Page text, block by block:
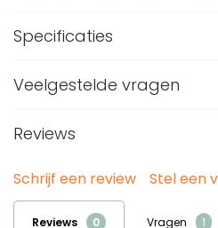
Specificaties
Materiaal
Hoogte (in CM) 16.9
Breedte (in CM) 6.1
Veelgestelde vragen
Wat zijn de afmetingen van
De Newgate Theatre Tafelklok -
16,9 cm hoog en 6,1 cm breed.
Van welk materiaal is de
Tafelklok gemaakt?
Reviews
Schrijf een review Stel een
Reviews Vragen